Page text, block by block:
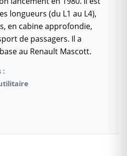
longueurs (du L1 au L4),
en cabine approfondie,
de passagers. Il a
au Renault Mascott.
: